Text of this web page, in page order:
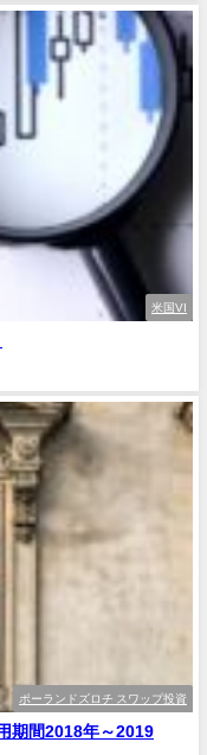
米国VI
ポーランドズロチ スワップ投資
期間2018年～2019